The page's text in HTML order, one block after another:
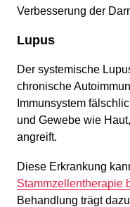
Verbesserung der
Lupus
Der systemische
chronische
Immunsystem
und Gewebe wie
angreift.
Diese Erkrankung
Stammzellentherapie
Behandlung trägt